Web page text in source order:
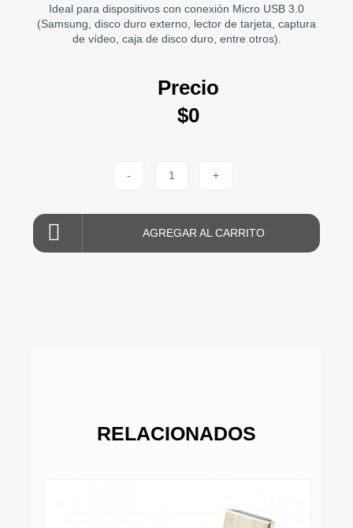
Ideal para dispositivos con conexión Micro USB 3.0
(Samsung, disco duro externo, lector de tarjeta, captura
de vídeo, caja de disco duro, entre otros).
Precio
$0
- 1 +
AGREGAR AL CARRITO
RELACIONADOS